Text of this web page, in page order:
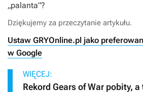
„palanta”?
Dziękujemy za przeczytanie artykułu.
Ustaw GRYOnline.pl jako
w Google
WIĘCEJ:
Rekord Gears of War pobity,